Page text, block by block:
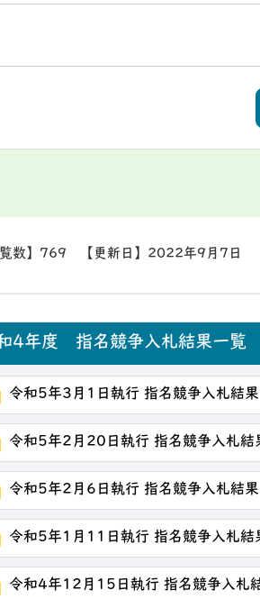
数】 769 【更新日】 2022年9月7日
4年度 指名競争入札結果一覧
令和5年3月1日執行 指名競争入札結
令和5年2月20日執行 指名競争入札結
令和5年2月6日執行 指名競争入札結
令和5年1月11日執行 指名競争入札結
令和4年12月15日執行 指名競争入札